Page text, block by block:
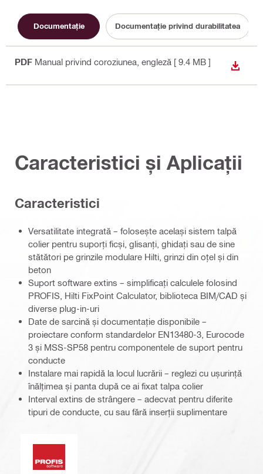
Documentaţie Documentație privind durabilitatea
PDF Manual privind coroziunea , engleză [ 9.4 MB ]
Caracteristici și Aplicații
Caracteristici
Versatilitate integrată – folosește același sistem talpă
colier pentru suporți ficși, glisanți, ghidați sau de sine
stătători pe grinzile modulare Hilti, grinzi din oțel și din
beton
Suport software extins – simplificați calculele folosind
PROFIS, Hilti FixPoint Calculator, biblioteca BIM/CAD și
diverse plug-in-uri
Date de sarcină și documentație disponibile –
proiectare conform standardelor EN13480-3, Eurocode
3 și MSS-SP58 pentru componentele de suport pentru
conducte
Instalare mai rapidă la locul lucrării – reglezi cu ușurință
înălțimea și panta după ce ai fixat talpa colier
Interval extins de strângere – adecvat pentru diferite
tipuri de conducte, cu sau fără inserții suplimentare
Soft PROFIS